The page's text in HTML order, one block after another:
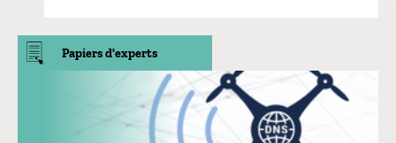
Papiers d'experts